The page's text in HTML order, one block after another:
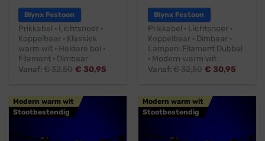
Blynx Festoon
Prikkabel · Lichtsnoer ·
Koppelbaar · Klassiek
warm wit · Heldere bol ·
Filament · Dimbaar
Vanaf:€32,50 € 30,95
Blynx Festoon
Prikkabel · Lichtsnoer ·
Koppelbaar · Dimbaar ·
Lampen: Filament Dubbel
· Modern warm wit
Vanaf:€32,50 € 30,95
Modern warm wit
Stootbestendig
Modern warm wit
Stootbestendig